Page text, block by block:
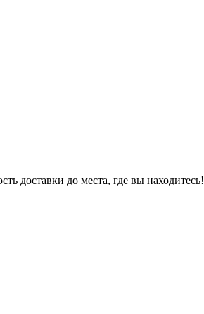
доставки до места, где вы находитесь!